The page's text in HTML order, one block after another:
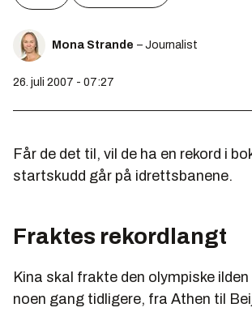
Mona Strande – Journalist
26. juli 2007 - 07:27
Får de det til, vil de ha en rekord i
startskudd går på idrettsbanene.
Fraktes rekordlangt
Kina skal frakte den olympiske ilden
noen gang tidligere, fra Athen til